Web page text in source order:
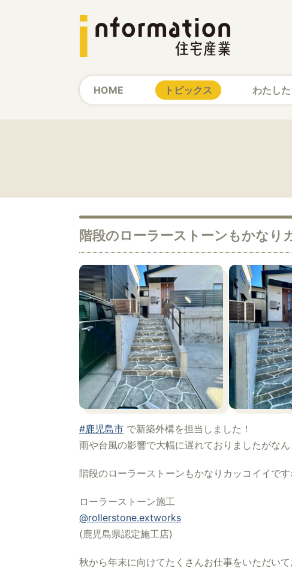
HOME トピックス わたし
階段のローラーストーンもかなり
#鹿児島市 で新築外構を担当しました！
雨や台風の影響で大幅に遅れておりましたがな
階段のローラーストーンもかなりカッコイイです
ローラーストーン施工
@rollerstone.extworks
(鹿児島県認定施工店)
秋から年末に向けてたくさんお仕事をいただい